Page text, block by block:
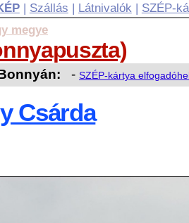
| Szállás | Látnivalók | SZÉP-
megye
- SZÉP-kártya
Csárda